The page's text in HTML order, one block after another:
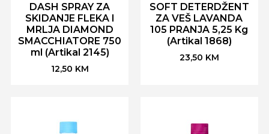
DASH SPRAY ZA
SKIDANJE FLEKA I
MRLJA DIAMOND
SMACCHIATORE 750
ml (Artikal 2145)
12,50 KM
SOFT DETERDŽENT
ZA VEŠ LAVANDA
105 PRANJA 5,25 Kg
(Artikal 1868)
23,50 KM